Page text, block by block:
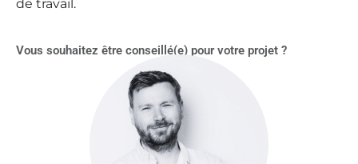
de travail.
Vous souhaitez être conseillé(e) pour votre projet ?